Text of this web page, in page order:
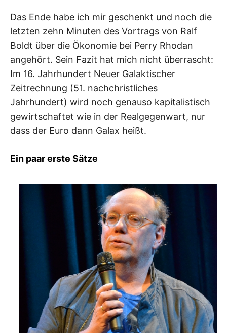
Das Ende habe ich mir geschenkt und noch die
letzten zehn Minuten des Vortrags von Ralf
Boldt über die Ökonomie bei Perry Rhodan
angehört. Sein Fazit hat mich nicht überrascht:
Im 16. Jahrhundert Neuer Galaktischer
Zeitrechnung (51. nachchristliches
Jahrhundert) wird noch genauso kapitalistisch
gewirtschaftet wie in der Realgegenwart, nur
dass der Euro dann Galax heißt.
Ein paar erste Sätze